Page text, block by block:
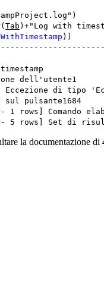
Tab )+"Log with
))
dell'utente1
- Eccezione di tipo
sul pulsante1684
1 rows] Comando
5 rows] Set di
la documentazione di